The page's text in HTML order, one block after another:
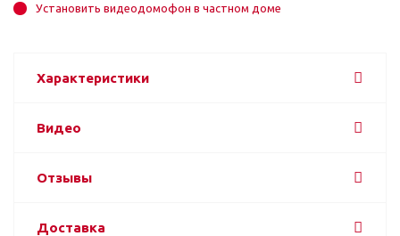
Установить видеодомофон в частном доме
Характеристики
Видео
Отзывы
Доставка